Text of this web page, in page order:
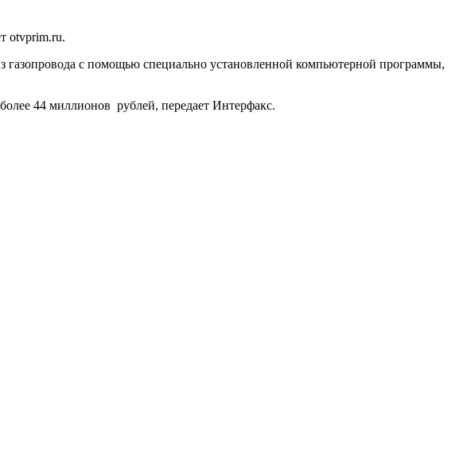
otvprim.ru.
с помощью специально установленной компьютерной программы,
44 миллионов рублей, передает Интерфакс.